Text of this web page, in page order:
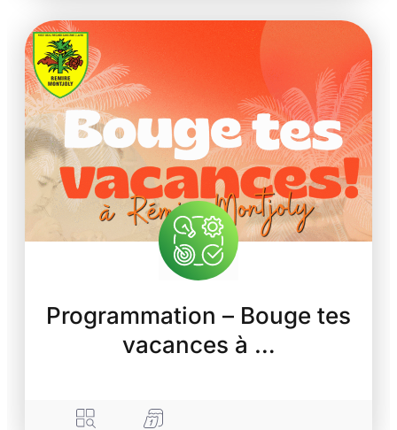
Programmation – Bouge tes
vacances à …